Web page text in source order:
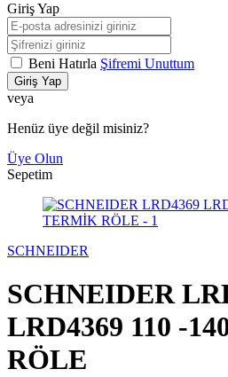
Giriş Yap
Beni Hatırla Şifremi Unuttum
Giriş Yap
veya
Henüz üye değil misiniz?
Üye Olun
Sepetim
SCHNEIDER
SCHNEIDER
LRD4369 110 -
RÖLE